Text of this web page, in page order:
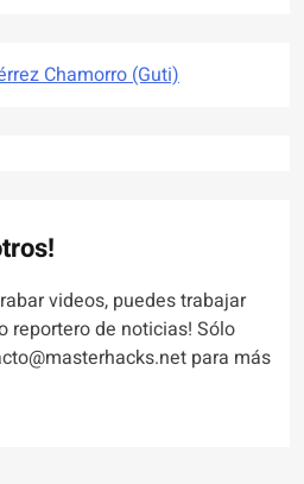
Chamorro (Guti)
videos, puedes trabajar
reportero de noticias! Sólo
para más